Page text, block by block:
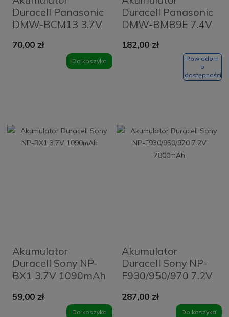
Duracell Panasonic
DMW-BCM13 3.7V
70,00 zł
Do koszyka
Duracell Panasonic
DMW-BMB9E 7.4V
182,00 zł
Powiadom
o
dostępności
Akumulator
Duracell Sony NP-
BX1 3.7V 1090mAh
59,00 zł
Do koszyka
Akumulator
Duracell Sony NP-
F930/950/970 7.2V
287,00 zł
Do koszyka